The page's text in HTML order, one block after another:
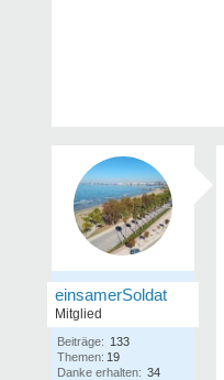
einsamerSoldat
Mitglied
Beiträge: 133
Themen: 19
Danke erhalten: 34